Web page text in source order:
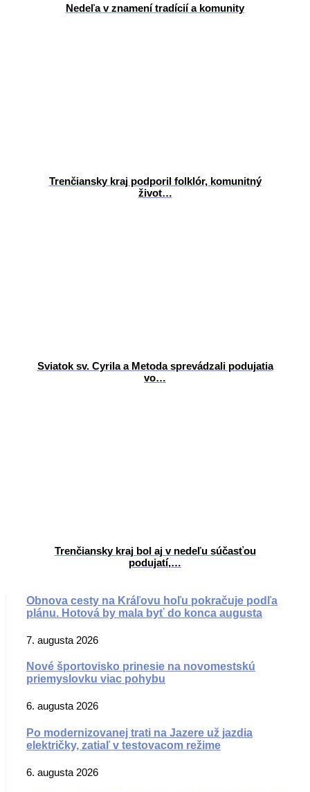
Nedeľa v znamení tradícií a komunity
Trenčiansky kraj podporil folklór, komunitný
život…
Sviatok sv. Cyrila a Metoda sprevádzali podujatia
vo…
Trenčiansky kraj bol aj v nedeľu súčasťou
podujatí,…
Obnova cesty na Kráľovu hoľu pokračuje podľa
plánu. Hotová by mala byť do konca augusta
7. augusta 2026
Nové športovisko prinesie na novomestskú
priemyslovku viac pohybu
6. augusta 2026
Po modernizovanej trati na Jazere už jazdia
električky, zatiaľ v testovacom režime
6. augusta 2026